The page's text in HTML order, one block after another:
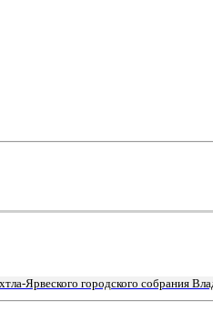
Ярвеского городского собрания